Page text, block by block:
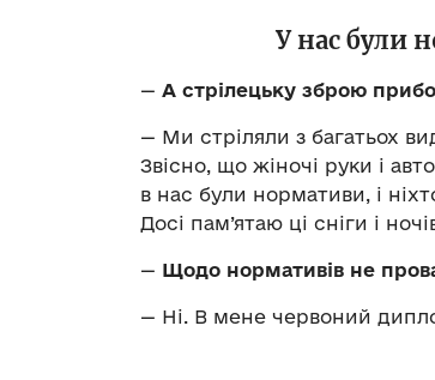
У нас були
— А стрілецьку зброю
— Ми стріляли з багатьох
Звісно, що жіночі руки і
в нас були нормативи, і
Досі пам’ятаю ці сніги і
— Щодо нормативів не
— Ні. В мене червоний